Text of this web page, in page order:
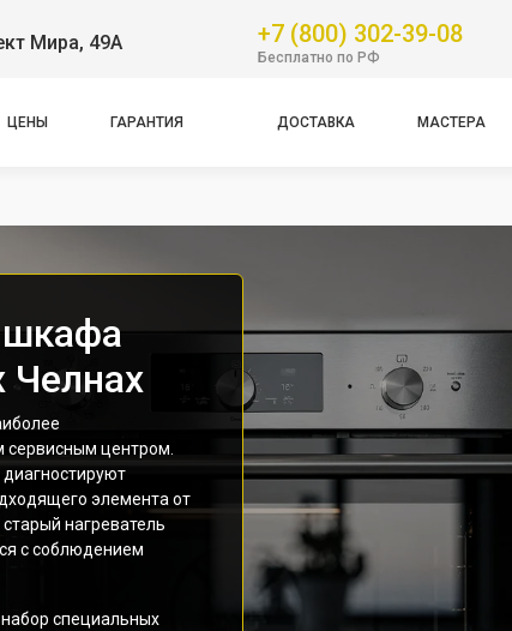
Мира, 49А +7 (800) 302-39-08
Бесплатно по РФ
ЦЕНЫ ГАРАНТИЯ ДОСТАВКА МАСТЕРА
Челнах
сервисным центром.
элемента от
нагреватель
с соблюдением
специальных